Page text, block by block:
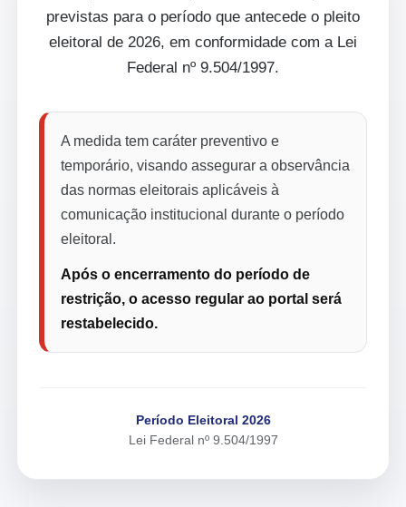
previstas para o período que antecede o pleito
eleitoral de 2026, em conformidade com a Lei
Federal nº 9.504/1997.
A medida tem caráter preventivo e
temporário, visando assegurar a observância
das normas eleitorais aplicáveis à
comunicação institucional durante o período
eleitoral.
Após o encerramento do período de
restrição, o acesso regular ao portal será
restabelecido.
Período Eleitoral 2026
Lei Federal nº 9.504/1997